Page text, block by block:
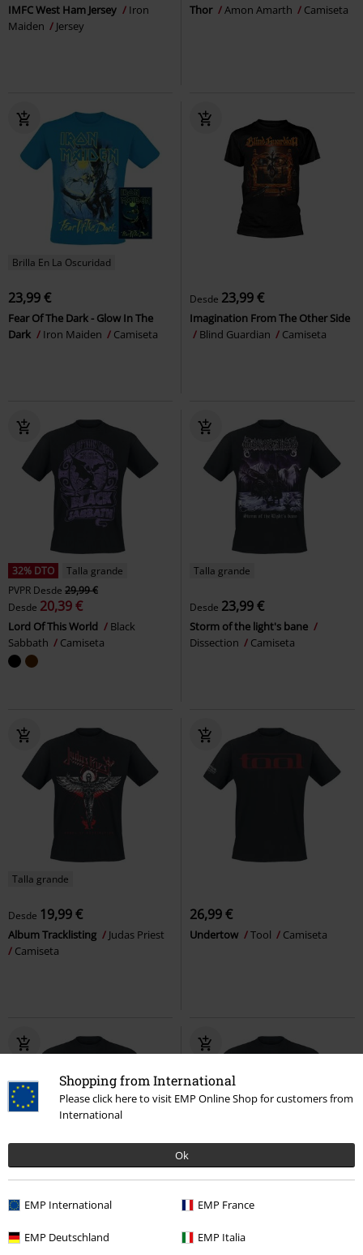
Shopping from International
Please click here to visit EMP Online Shop for customers from
International
Ok
EMP International EMP France
EMP Deutschland EMP Italia
IMFC West Ham Jersey
Iron
Maiden
Jersey
Thor Amon Amarth Camiseta
Brilla En La Oscuridad
23,99 €
Fear Of The Dark - Glow In The
Dark
Iron Maiden Camiseta
Desde 23,99 €
Imagination From The Other Side
Blind Guardian
Camiseta
32% DTO
Talla grande
PVPR Desde 29,99 €
Desde 20,39 €
Lord Of This World
Black
Sabbath
Camiseta
Talla grande
Desde 23,99 €
Storm of the light's bane
Dissection
Camiseta
Talla grande
Desde 19,99 €
Album Tracklisting
Judas Priest
Camiseta
26,99 €
Undertow Tool Camiseta
The Last In Line 40th Ornamental Logo